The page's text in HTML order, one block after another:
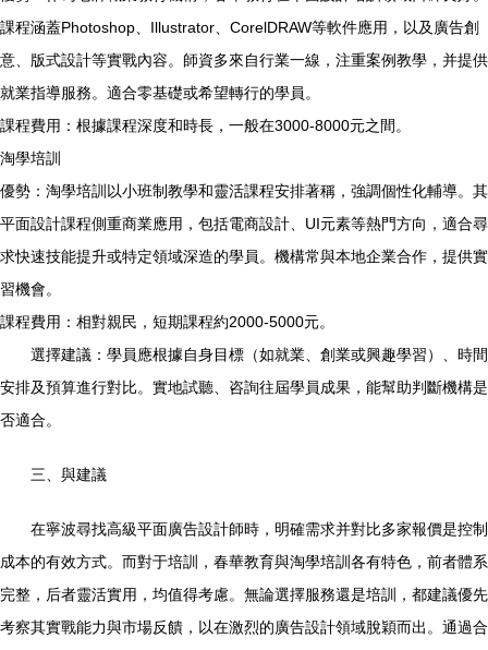
課程涵蓋Photoshop、Illustrator、CorelDRAW等軟件應用，以及廣告創
意、版式設計等實戰內容。師資多來自行業一線，注重案例教學，并提供
就業指導服務。適合零基礎或希望轉行的學員。
課程費用：根據課程深度和時長，一般在3000-8000元之間。
淘學培訓
優勢：淘學培訓以小班制教學和靈活課程安排著稱，強調個性化輔導。其
平面設計課程側重商業應用，包括電商設計、UI元素等熱門方向，適合尋
求快速技能提升或特定領域深造的學員。機構常與本地企業合作，提供實
習機會。
課程費用：相對親民，短期課程約2000-5000元。
選擇建議：學員應根據自身目標（如就業、創業或興趣學習）、時間
安排及預算進行對比。實地試聽、咨詢往屆學員成果，能幫助判斷機構是
否適合。
三、與建議
在寧波尋找高級平面廣告設計師時，明確需求并對比多家報價是控制
成本的有效方式。而對于培訓，春華教育與淘學培訓各有特色，前者體系
完整，后者靈活實用，均值得考慮。無論選擇服務還是培訓，都建議優先
考察其實戰能力與市場反饋，以在激烈的廣告設計領域脫穎而出。通過合